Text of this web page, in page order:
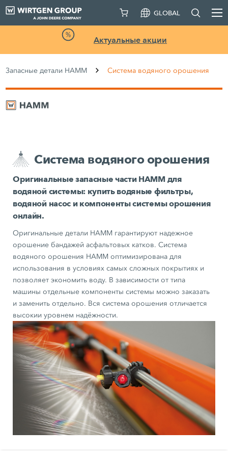
GLOBAL
Актуальные акции
Запасные детали HAMM Система водяного орошения
Система водяного орошения
Оригинальные запасные части HAMM для
водяной системы: купить водяные фильтры,
водяной насос и компоненты системы орошения
онлайн.
Оригинальные детали HAMM гарантируют надежное
орошение бандажей асфальтовых катков. Система
водяного орошения HAMM оптимизирована для
использования в условиях самых сложных покрытиях и
позволяет экономить воду. В зависимости от типа
машины отдельные компоненты системы можно заказать
и заменить отдельно. Вся система орошения отличается
высокии уровнем надёжности.